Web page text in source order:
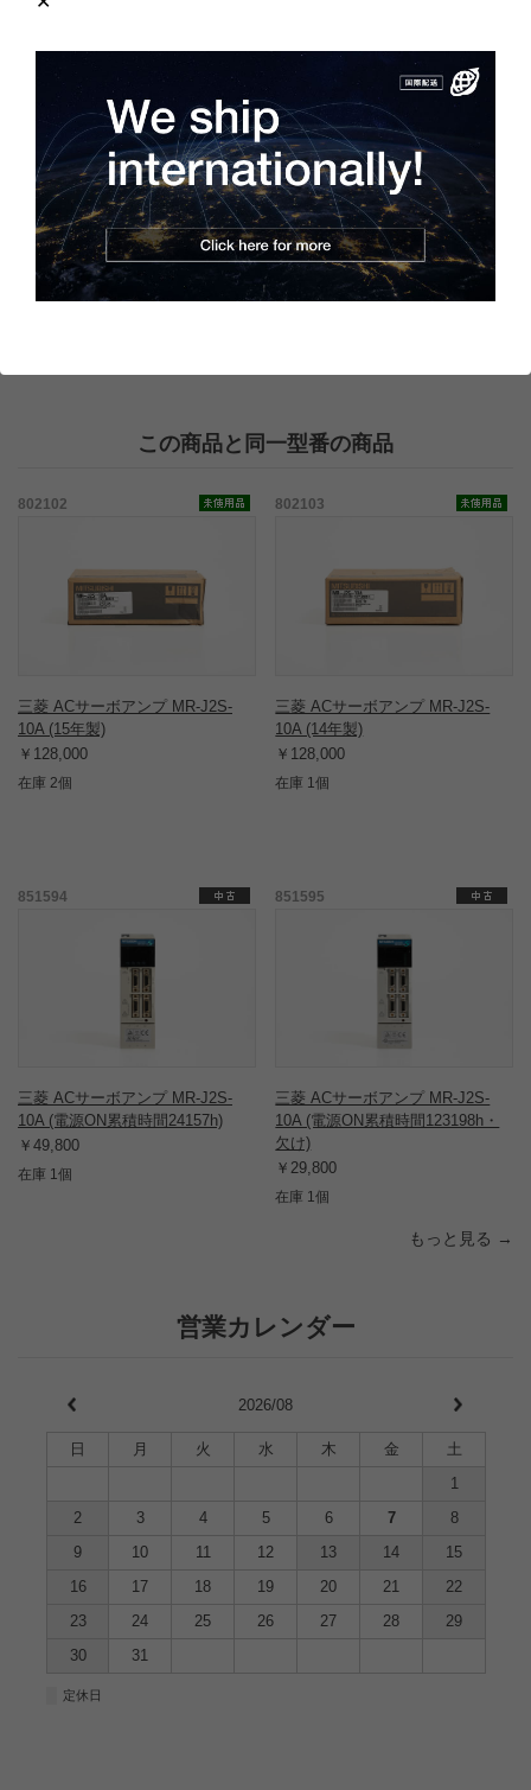
絶対位置検出システムを構築する際は、バッテリが別途必要とな
ります。ご入り用の際は、モノタロウ様などのショップでバッテ
リ（A6BAT・MR-BAT）をお買い求めください。
全体的に擦りキズがありますが、使用する上で問題はありませ
ん。
この商品と同一型番の商品
802102
三菱 ACサーボアンプ MR-J2S-
10A (15年製)
￥128,000
在庫 2個
802103
三菱 ACサーボアンプ MR-J2S-
10A (14年製)
￥128,000
在庫 1個
851594
三菱 ACサーボアンプ MR-J2S-
10A (電源ON累積時間24157h)
￥49,800
在庫 1個
851595
三菱 ACサーボアンプ MR-J2S-
10A (電源ON累積時間123198h・
欠け)
￥29,800
在庫 1個
もっと見る →
営業カレンダー
2026/08
日 月 火 水 木 金
土
1
2
3 4 5 6 7
8
9
10 11 12 13 14
15
16
17 18 19 20 21
22
23
24 25 26 27 28
29
30
31
定休日